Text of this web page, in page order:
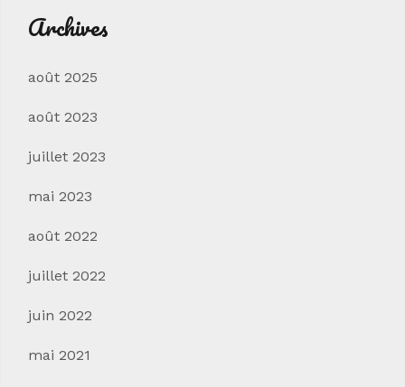
Archives
août 2025
août 2023
juillet 2023
mai 2023
août 2022
juillet 2022
juin 2022
mai 2021